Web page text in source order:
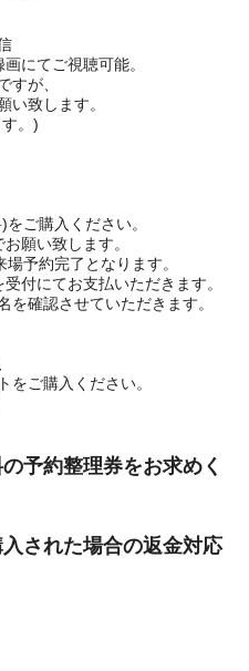
にてご視聴可能。
すが、
い致します。
。)
ご購入ください。
願い致します。
予約完了となります。
付にてお支払いただきます。
確認させていただきます。
をご購入ください。
予約整理券をお求めく
された場合の返金対応